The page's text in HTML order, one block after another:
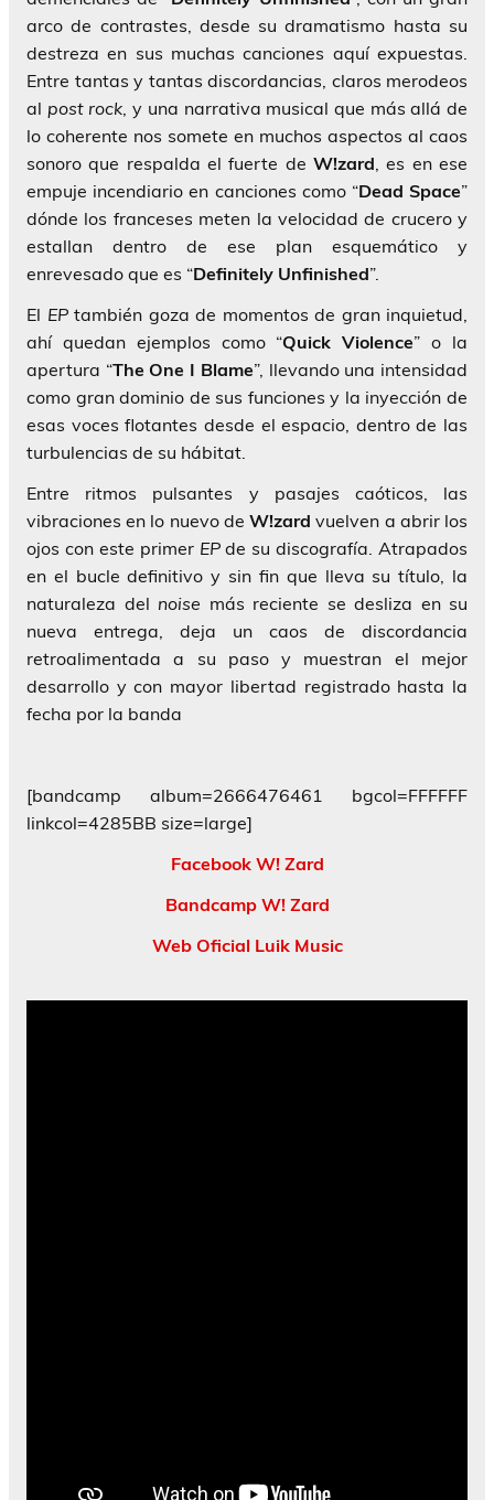
arco de contrastes, desde su dramatismo hasta su
destreza en sus muchas canciones aquí expuestas.
Entre tantas y tantas discordancias, claros merodeos
al post rock, y una narrativa musical que más allá de
lo coherente nos somete en muchos aspectos al caos
sonoro que respalda el fuerte de W!zard, es en ese
empuje incendiario en canciones como “Dead Space”
dónde los franceses meten la velocidad de crucero y
estallan dentro de ese plan esquemático y
enrevesado que es “Definitely Unfinished”.
El EPtambién goza de momentos de gran inquietud,
ahí quedan ejemplos como “Quick Violence” o la
apertura “The One I Blame”, llevando una intensidad
como gran dominio de sus funciones y la inyección de
esas voces flotantes desde el espacio, dentro de las
turbulencias de su hábitat.
Entre ritmos pulsantes y pasajes caóticos, las
vibraciones en lo nuevo deW!zard vuelven a abrir los
ojos con este primer EPde su discografía. Atrapados
en el bucle definitivo y sin fin que lleva su título, la
naturaleza del noise más reciente se desliza en su
nueva entrega, deja un caos de discordancia
retroalimentada a su paso y muestran el mejor
desarrollo y con mayor libertad registrado hasta la
fecha por la banda
[bandcamp album=2666476461 bgcol=FFFFFF
linkcol=4285BB size=large]
Facebook W! Zard
Bandcamp W! Zard
Web Oficial Luik Music